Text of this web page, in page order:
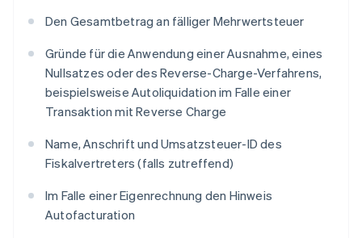
Den Gesamtbetrag an fälliger Mehrwertsteuer
Gründe für die Anwendung einer Ausnahme, eines
Nullsatzes oder des Reverse-Charge-Verfahrens,
beispielsweise Autoliquidation im Falle einer
Transaktion mit Reverse Charge
Name, Anschrift und Umsatzsteuer-ID des
Fiskalvertreters (falls zutreffend)
Im Falle einer Eigenrechnung den Hinweis
Autofacturation